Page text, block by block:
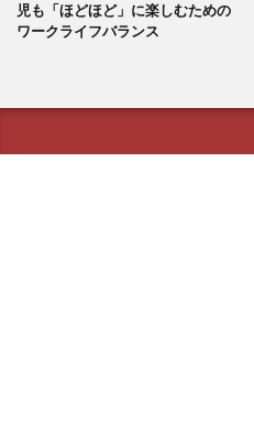
児も「ほどほど」に楽しむための
ワークライフバランス